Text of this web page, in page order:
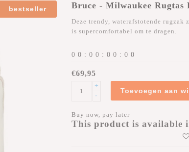
bestseller Bruce - Milwaukee Rugtas
Deze trendy, waterafstotende
is supercomfortabel om te dragen.
0 0 : 0 0 : 0 0 : 0 0
€69,95
+
-
Toevoegen aan
Buy now, pay later
This product is available